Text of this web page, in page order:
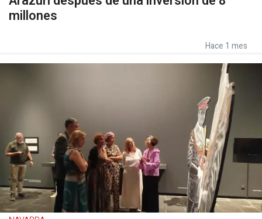
millones
Hace 1 mes